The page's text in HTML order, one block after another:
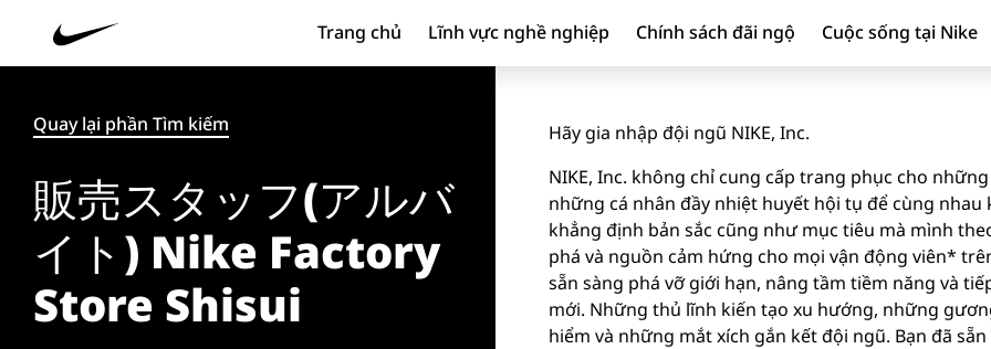
Trang chủ Lĩnh vực nghề nghiệp Chính sách đãi ngộ Cuộc sống tại Nike
Quay lại phần Tìm kiếm
販売スタッフ(アルバ
イト) Nike Factory
Store Shisui
Hãy gia nhập đội ngũ NIKE, Inc.
NIKE, Inc. không chỉ cung cấp trang phục cho
những cá nhân đầy nhiệt huyết hội tụ để cùng
khẳng định bản sắc cũng như mục tiêu mà mình
phá và nguồn cảm hứng cho mọi vận động viên*
sẵn sàng phá vỡ giới hạn, nâng tầm tiềm năng và
mới. Những thủ lĩnh kiến tạo xu hướng, những
hiểm và những mắt xích gắn kết đội ngũ. Bạn đã